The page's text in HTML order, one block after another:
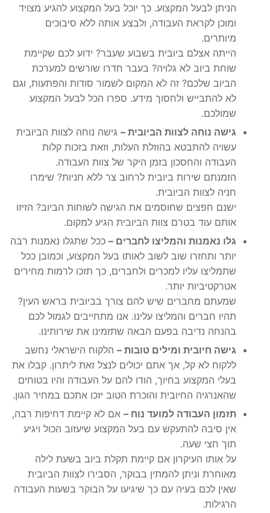
הניתן לבעל המקצוע. כך יוכל בעל המקצוע להגיע מצויד
ומוכן לקראת העבודה, ולבצע אותה ללא סיבוכים
מיותרים.
הייתה אצלם ביובית בשבוע שעבר? ידוע לכם שקיימת
שוחת ביוב לא גלויה? בעבר חדרו שורשים למערכת
הביוב שלכם? זה לא המקום לשמור סודות והפתעות, וגם
לא להתבייש ולחסוך מידע. ספרו הכל לבעל המקצוע
שמולכם.
גישה נוחה לצוות הביובית – גישה נוחה לצוות הביובית
עשויה להתבטא בהוזלת העלות, וזאת בזכות קלות
העבודה והחסכון בזמן היקר של צוות העבודה.
הזמנתם שירות ביובית לרחוב צר ללא חניות? שימרו
חניה לצוות הביובית.
ישנם חפצים שחוסמים את הגישה לשוחות הביוב? הזיזו
אותם עוד בטרם צוות הביובית הגיע למקום.
גלו נאמנות והמליצו לחברים – ככל שתגלו נאמנות רבה
יותר ותחזרו שוב לשוב לאותו בעל המקצוע, וכמובן ככל
שתמליצו עליו למכרים ולחברים, כך תזכו לרמות מחירים
אטרקטיביות יותר.
שמעתם מחברים שיש להם צורך בביובית בראש העין?
תהיו חברים והמליצו עלינו. אנו מתחייבים לגמול לכם
בהנחה נדיבה בפעם הבאה שתזמינו את שירותינו.
גישה חיובית ומילים טובות – הלקוח הישראלי נחשב
ללקוח לא קל, אך אתם יכולים לנצל זאת ליתרון. קבלו את
בעלי המקצוע בחיוך, הודו להם על העבודה והיו בטוחים
שהאנרגיה החיובית והוכרת הטוב יזכו אתכם במחיר הגון.
תזמון העבודה למועד נוח – אם לא קיימת דחיפות רבה,
אין סיבה להתעקש עם בעל המקצוע שיעזוב הכול ויגיע
תוך חצי שעה.
על אותו העיקרון אם קיימת תקלת ביוב בשעת לילה
מאוחרת וניתן להמתין בבוקר, הסבירו לצוות הביובית
שאין לכם בעיה עם כך שיגיעו על הבוקר בשעות העבודה
הרגילות.